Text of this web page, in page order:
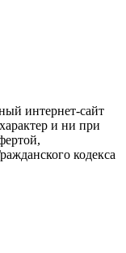
интернет-сайт
и ни при
кодекса